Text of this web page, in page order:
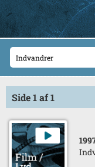
Side 1 af 1